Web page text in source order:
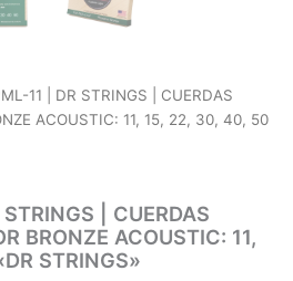
11 | DR STRINGS | CUERDAS
ACOUSTIC: 11, 15, 22, 30, 40, 50
| CUERDAS
BRONZE ACOUSTIC: 11,
STRINGS»